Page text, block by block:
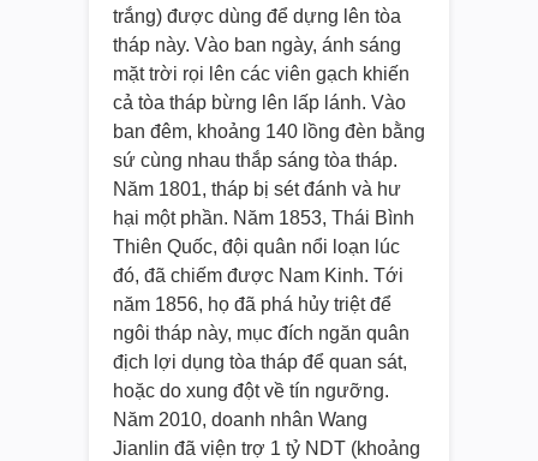
trắng) được dùng để dựng lên tòa
tháp này. Vào ban ngày, ánh sáng
mặt trời rọi lên các viên gạch khiến
cả tòa tháp bừng lên lấp lánh. Vào
ban đêm, khoảng 140 lồng đèn bằng
sứ cùng nhau thắp sáng tòa tháp.
Năm 1801, tháp bị sét đánh và hư
hại một phần. Năm 1853, Thái Bình
Thiên Quốc, đội quân nổi loạn lúc
đó, đã chiếm được Nam Kinh. Tới
năm 1856, họ đã phá hủy triệt để
ngôi tháp này, mục đích ngăn quân
địch lợi dụng tòa tháp để quan sát,
hoặc do xung đột về tín ngưỡng.
Năm 2010, doanh nhân Wang
Jianlin đã viện trợ 1 tỷ NDT (khoảng